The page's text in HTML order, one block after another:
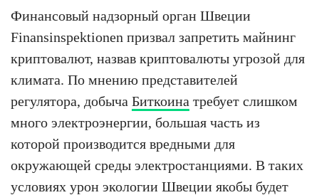
Финансовый надзорный орган Швеции
Finansinspektionen призвал запретить майнинг
криптовалют, назвав криптовалюты угрозой для
климата. По мнению представителей
регулятора, добыча Биткоина требует слишком
много электроэнергии, большая часть из
которой производится вредными для
окружающей среды электростанциями. В таких
условиях урон экологии Швеции якобы будет